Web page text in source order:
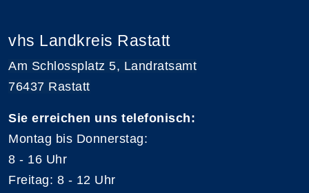
vhs Landkreis Rastatt
Am Schlossplatz 5, Landratsamt
76437 Rastatt
Sie erreichen uns telefonisch:
Montag bis Donnerstag:
8 - 16 Uhr
Freitag: 8 - 12 Uhr